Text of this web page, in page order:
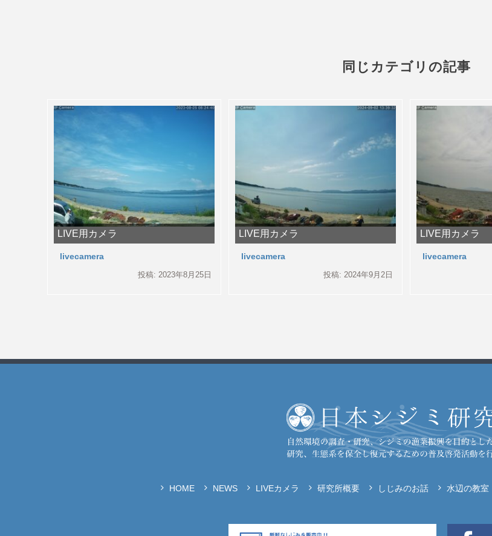
同じカテゴリの記事
LIVE用カメラ
livecamera
投稿: 2023年8月25日
LIVE用カメラ
livecamera
投稿: 2024年9月2日
LIVE用カメラ
livecamera
HOME NEWS LIVEカメラ 研究所概要 しじみのお話 水辺の教室